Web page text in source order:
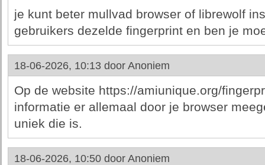
je kunt beter mullvad browser of librewolf
gebruikers dezelde fingerprint en ben je
18-06-2026, 10:13 door Anoniem
Op de website https://amiunique.org/
informatie er allemaal door je browser
uniek die is.
18-06-2026, 10:50 door Anoniem